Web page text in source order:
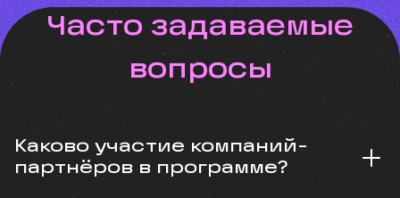
Часто задаваемые
вопросы
Каково участие компаний-
партнёров в программе?